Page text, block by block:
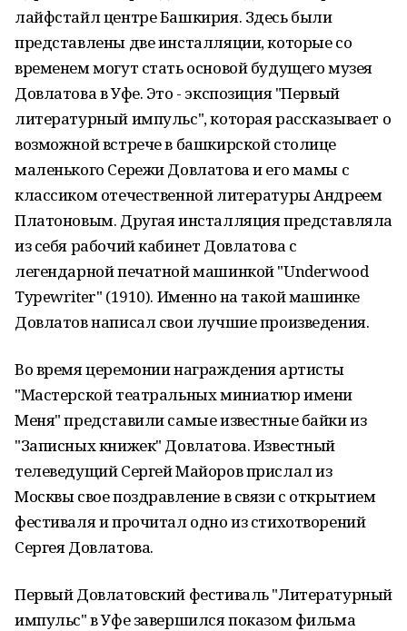
лайфстайл центре Башкирия. Здесь были
представлены две инсталляции, которые со
временем могут стать основой будущего музея
Довлатова в Уфе. Это - экспозиция "Первый
литературный импульс", которая рассказывает о
возможной встрече в башкирской столице
маленького Сережи Довлатова и его мамы с
классиком отечественной литературы Андреем
Платоновым. Другая инсталляция представляла
из себя рабочий кабинет Довлатова с
легендарной печатной машинкой "Underwood
Typewriter" (1910). Именно на такой машинке
Довлатов написал свои лучшие произведения.
Во время церемонии награждения артисты
"Мастерской театральных миниатюр имени
Меня" представили самые известные байки из
"Записных книжек" Довлатова. Известный
телеведущий Сергей Майоров прислал из
Москвы свое поздравление в связи с открытием
фестиваля и прочитал одно из стихотворений
Сергея Довлатова.
Первый Довлатовский фестиваль "Литературный
импульс" в Уфе завершился показом фильма